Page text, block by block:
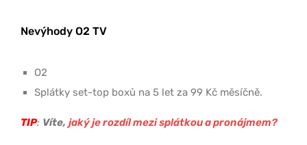
Nevýhody O2 TV
O2
Splátky set-top boxů na 5 let za 99 Kč měsíčně.
TIP: Víte, jaký je rozdíl mezi splátkou a pronájmem?